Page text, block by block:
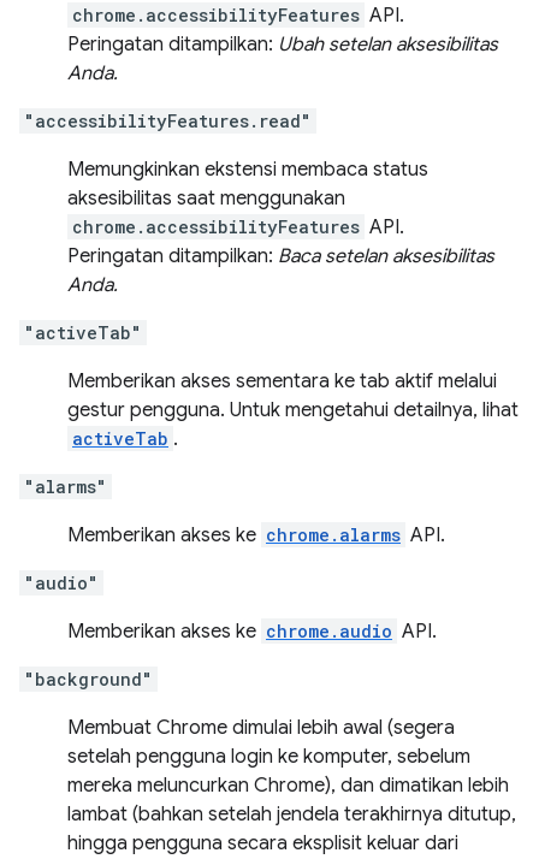
chrome.accessibilityFeatures API.
Peringatan ditampilkan: Ubah setelan aksesibilitas
Anda.
"accessibilityFeatures.read"
Memungkinkan ekstensi membaca status
aksesibilitas saat menggunakan
chrome.accessibilityFeatures API.
Peringatan ditampilkan: Baca setelan aksesibilitas
Anda.
"activeTab"
Memberikan akses sementara ke tab aktif melalui
gestur pengguna. Untuk mengetahui detailnya, lihat
activeTab .
"alarms"
Memberikan akses ke chrome.alarms API.
"audio"
Memberikan akses ke chrome.audio API.
"background"
Membuat Chrome dimulai lebih awal (segera
setelah pengguna login ke komputer, sebelum
mereka meluncurkan Chrome), dan dimatikan lebih
lambat (bahkan setelah jendela terakhirnya ditutup,
hingga pengguna secara eksplisit keluar dari